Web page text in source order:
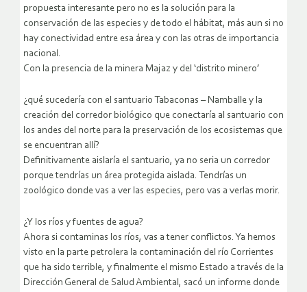
propuesta interesante pero no es la solución para la
conservación de las especies y de todo el hábitat, más aun si no
hay conectividad entre esa área y con las otras de importancia
nacional.
Con la presencia de la minera Majaz y del ‘distrito minero’
¿qué sucedería con el santuario Tabaconas – Namballe y la
creación del corredor biológico que conectaría al santuario con
los andes del norte para la preservación de los ecosistemas que
se encuentran allí?
Definitivamente aislaría el santuario, ya no seria un corredor
porque tendrías un área protegida aislada. Tendrías un
zoológico donde vas a ver las especies, pero vas a verlas morir.
¿Y los ríos y fuentes de agua?
Ahora si contaminas los ríos, vas a tener conflictos. Ya hemos
visto en la parte petrolera la contaminación del río Corrientes
que ha sido terrible, y finalmente el mismo Estado a través de la
Dirección General de Salud Ambiental, sacó un informe donde